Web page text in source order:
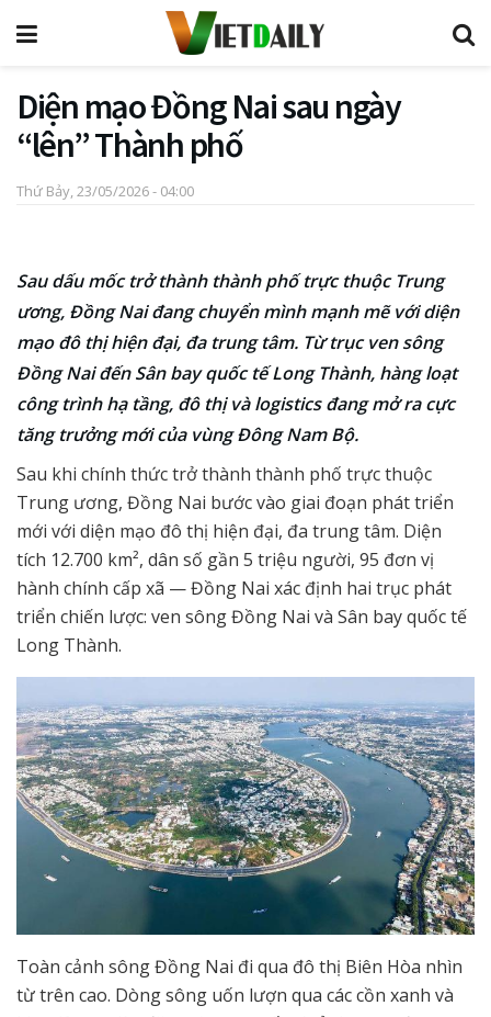
Diện mạo Đồng Nai sau ngày
“lên” Thành phố
Thứ Bảy, 23/05/2026 - 04:00
Sau dấu mốc trở thành thành phố trực thuộc Trung
ương, Đồng Nai đang chuyển mình mạnh mẽ với diện
mạo đô thị hiện đại, đa trung tâm. Từ trục ven sông
Đồng Nai đến Sân bay quốc tế Long Thành, hàng loạt
công trình hạ tầng, đô thị và logistics đang mở ra cực
tăng trưởng mới của vùng Đông Nam Bộ.
Sau khi chính thức trở thành thành phố trực thuộc
Trung ương, Đồng Nai bước vào giai đoạn phát triển
mới với diện mạo đô thị hiện đại, đa trung tâm. Diện
tích 12.700 km², dân số gần 5 triệu người, 95 đơn vị
hành chính cấp xã — Đồng Nai xác định hai trục phát
triển chiến lược: ven sông Đồng Nai và Sân bay quốc tế
Long Thành.
Toàn cảnh sông Đồng Nai đi qua đô thị Biên Hòa nhìn
từ trên cao. Dòng sông uốn lượn qua các cồn xanh và